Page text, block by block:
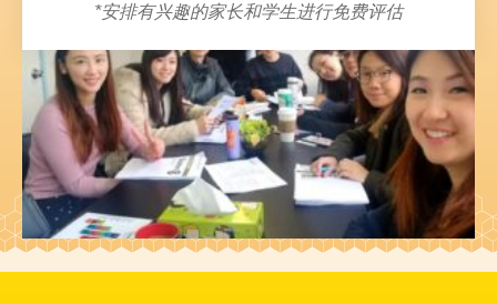
*安排有兴趣的家长和学生进行免费评估